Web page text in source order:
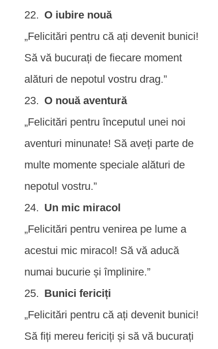
O iubire nouă
„Felicitări pentru că ați devenit bunici!
Să vă bucurați de fiecare moment
alături de nepotul vostru drag.”
O nouă aventură
„Felicitări pentru începutul unei noi
aventuri minunate! Să aveți parte de
multe momente speciale alături de
nepotul vostru.”
Un mic miracol
„Felicitări pentru venirea pe lume a
acestui mic miracol! Să vă aducă
numai bucurie și împlinire.”
Bunici fericiți
„Felicitări pentru că ați devenit bunici!
Să fiți mereu fericiți și să vă bucurați